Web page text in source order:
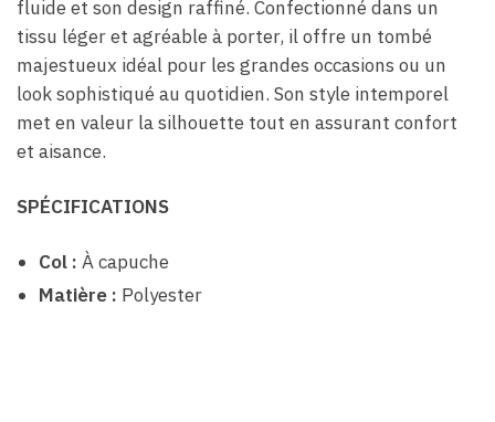
fluide et son design raffiné. Confectionné dans un
tissu léger et agréable à porter, il offre un tombé
majestueux idéal pour les grandes occasions ou un
look sophistiqué au quotidien. Son style intemporel
met en valeur la silhouette tout en assurant confort
et aisance.
SPÉCIFICATIONS
Col : À capuche
Matière : Polyester